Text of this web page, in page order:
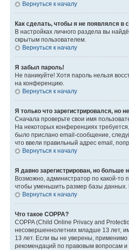
Вернуться к началу
Как сделать, чтобы я не появлялся в
В настройках личного раздела вы
скрытым пользователем.
Вернуться к началу
Я забыл пароль!
Не паникуйте! Хотя пароль нельзя
на конференцию.
Вернуться к началу
Я только что зарегистрировался, но
Сначала проверьте свои имя
На некоторых конференциях
было прислано email-сообщение,
что ввели правильный адрес email,
Вернуться к началу
Я давно зарегистрирован, но больше
Возможно, администратор по какой-то
чтобы уменьшить размер базы данных.
Вернуться к началу
Что такое COPPA?
COPPA (Child Online Privacy and
несовершеннолетних младше 13 лет,
13 лет. Если вы не уверены,
рекомендаций по правовым вопросам